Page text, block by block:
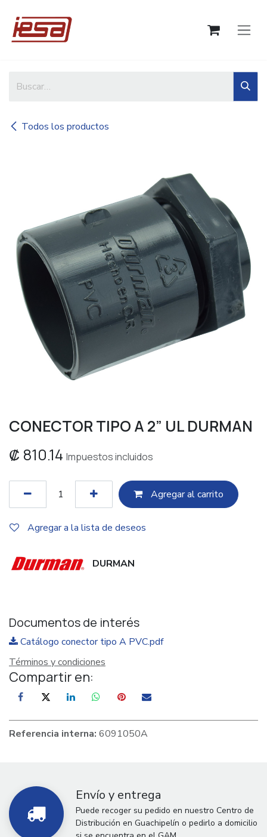
Todos los productos
CONECTOR TIPO A 2” UL DURMAN
₡ 810.14 Impuestos incluidos
Agregar al c​​arrito
Agregar a la lista de deseos
DURMAN
Documentos de interés
Catálogo conector tipo A PVC.pdf
Términos y condiciones
Compartir en:
Referencia interna: 6091050A
Envío y entrega
Puede recoger su pedido en nuestro Centro de
Distribución en Guachipelín o pedirlo a domicilio